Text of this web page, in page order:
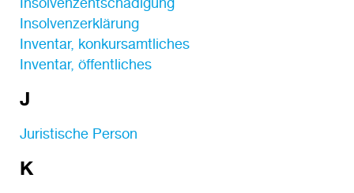
Insolvenzerklärung
Inventar, konkursamtliches
Inventar, öffentliches
J
Juristische Person
K